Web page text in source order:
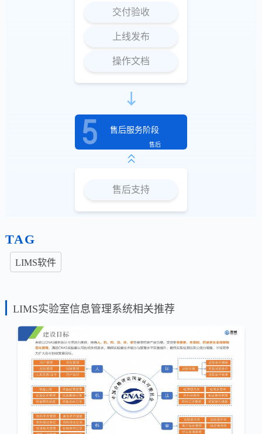
交付验收
上线发布
操作文档
售后服务阶段
售后
售后支持
TAG
LIMS软件
LIMS实验室信息管理系统相关推荐